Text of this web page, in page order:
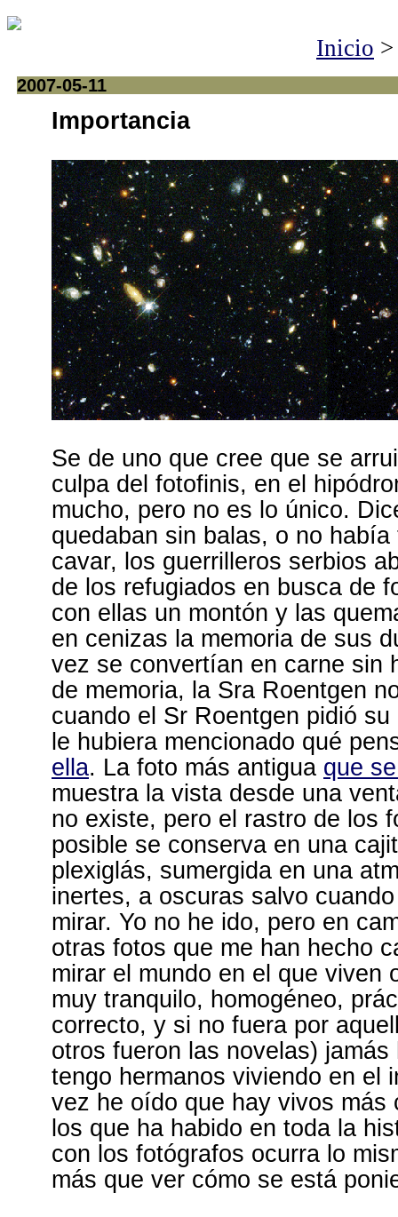
Inicio
2007-05-11
Importancia
Se de uno que cree que se
culpa del fotofinis, en el
mucho, pero no es lo único.
quedaban sin balas, o no había
cavar, los guerrilleros serbios
de los refugiados en busca de
con ellas un montón y las
en cenizas la memoria de sus
vez se convertían en carne sin
de memoria, la Sra Roentgen
cuando el Sr Roentgen pidió
le hubiera mencionado qué
ella. La foto más antigua que
muestra la vista desde una
no existe, pero el rastro de los
posible se conserva en una
plexiglás, sumergida en una
inertes, a oscuras salvo
mirar. Yo no he ido, pero en
otras fotos que me han hecho
mirar el mundo en el que viven
muy tranquilo, homogéneo,
correcto, y si no fuera por
otros fueron las novelas)
tengo hermanos viviendo en el
vez he oído que hay vivos más
los que ha habido en toda la
con los fotógrafos ocurra lo
más que ver cómo se está